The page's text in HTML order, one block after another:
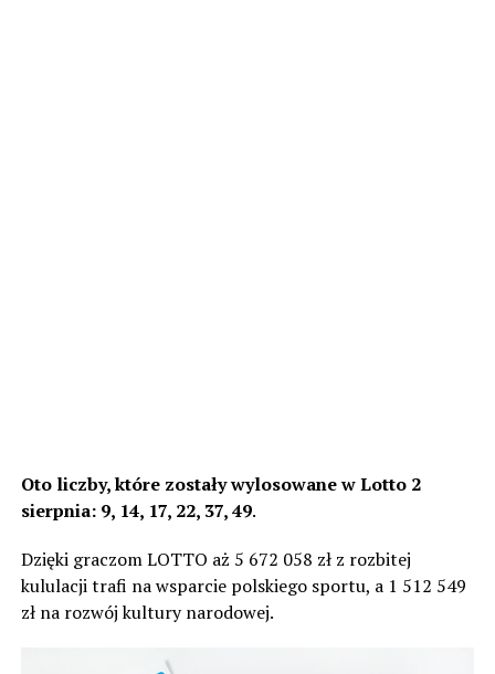
Oto liczby, które zostały wylosowane w Lotto 2
sierpnia: 9, 14, 17, 22, 37, 49.
Dzięki graczom LOTTO aż 5 672 058 zł z rozbitej
kululacji trafi na wsparcie polskiego sportu, a 1 512 549
zł na rozwój kultury narodowej.